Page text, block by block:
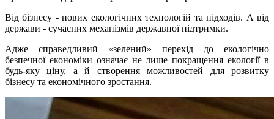
Від бізнесу - нових екологічних технологій та підходів. А від
держави - сучасних механізмів державної підтримки.
Адже справедливий «зелений» перехід до екологічно
безпечної економіки означає не лише покращення екології в
будь-яку ціну, а й створення можливостей для розвитку
бізнесу та економічного зростання.